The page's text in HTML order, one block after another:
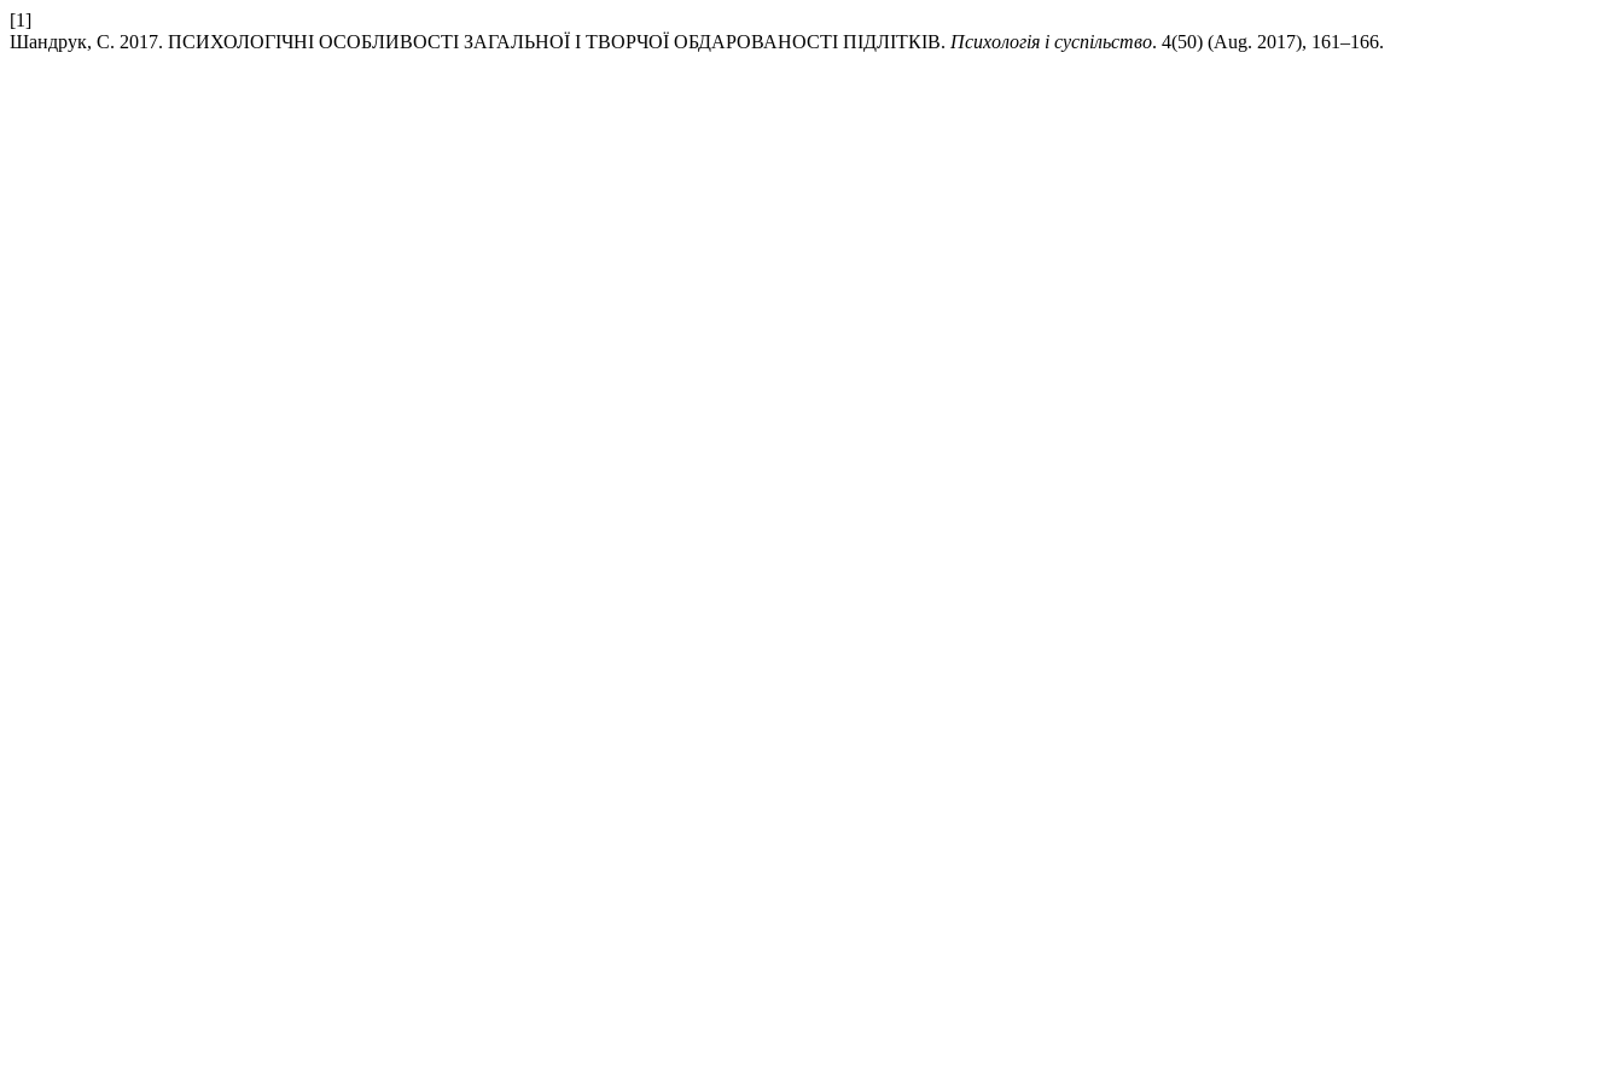
[1]
Шандрук, С. 2017. ПСИХОЛОГІЧНІ ОСОБЛИВОСТІ ЗАГАЛЬНОЇ І ТВОРЧОЇ ОБДАРОВАНОСТІ ПІДЛІТКІВ. Психологія і суспільство. 4(50) (Aug. 2017), 161–166.